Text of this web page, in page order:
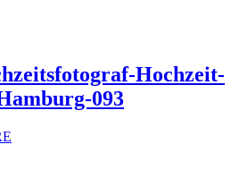
Hochzeit-
093